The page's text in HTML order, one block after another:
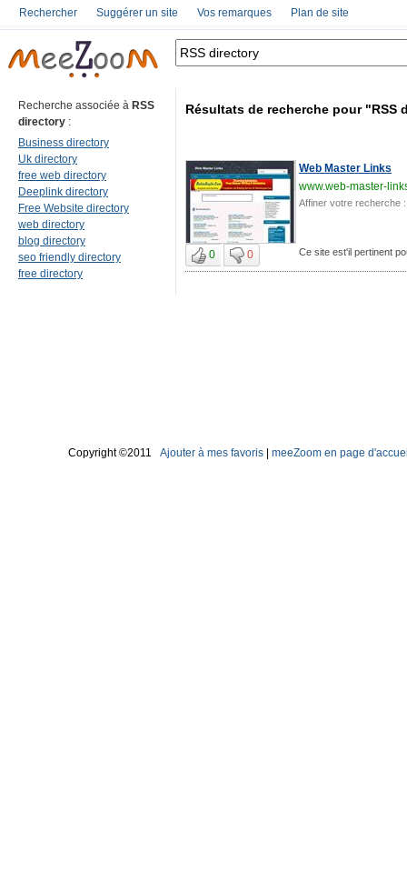
Rechercher Suggérer un site Vos remarques Plan de site
Recherche associée à RSS
directory :
Business directory
Uk directory
free web directory
Deeplink directory
Free Website directory
web directory
blog directory
seo friendly directory
free directory
Résultats de recherche pour "RSS
Web Master Links
www.web-master-
Affiner votre recherche :
0 0 Ce site est'il pertinent
Copyright ©2011 Ajouter à mes favoris meeZoom en page